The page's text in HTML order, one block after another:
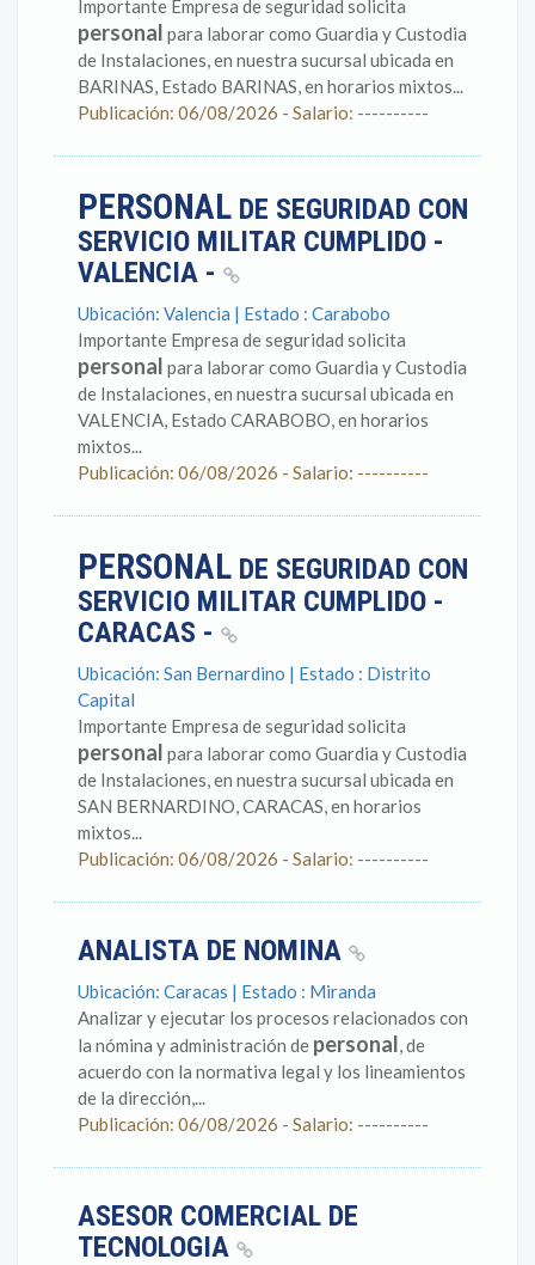
Importante Empresa de seguridad solicita
personal para laborar como Guardia y Custodia
de Instalaciones, en nuestra sucursal ubicada en
BARINAS, Estado BARINAS, en horarios mixtos...
Publicación: 06/08/2026 - Salario: ----------
PERSONAL DE SEGURIDAD CON
SERVICIO MILITAR CUMPLIDO -
VALENCIA -
Ubicación: Valencia | Estado : Carabobo
Importante Empresa de seguridad solicita
personal para laborar como Guardia y Custodia
de Instalaciones, en nuestra sucursal ubicada en
VALENCIA, Estado CARABOBO, en horarios
mixtos...
Publicación: 06/08/2026 - Salario: ----------
PERSONAL DE SEGURIDAD CON
SERVICIO MILITAR CUMPLIDO -
CARACAS -
Ubicación: San Bernardino | Estado : Distrito
Capital
Importante Empresa de seguridad solicita
personal para laborar como Guardia y Custodia
de Instalaciones, en nuestra sucursal ubicada en
SAN BERNARDINO, CARACAS, en horarios
mixtos...
Publicación: 06/08/2026 - Salario: ----------
ANALISTA DE NOMINA
Ubicación: Caracas | Estado : Miranda
Analizar y ejecutar los procesos relacionados con
la nómina y administración de personal, de
acuerdo con la normativa legal y los lineamientos
de la dirección,...
Publicación: 06/08/2026 - Salario: ----------
ASESOR COMERCIAL DE
TECNOLOGIA